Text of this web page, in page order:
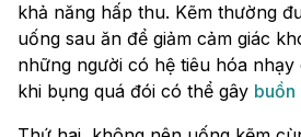
khả năng hấp thu. Kẽm thường
uống sau ăn để giảm cảm giác
những người có hệ tiêu hóa
khi bụng quá đói có thể gây buồn